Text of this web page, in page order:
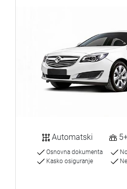
Automatski
Osnovna dokumenta
Kasko osiguranje